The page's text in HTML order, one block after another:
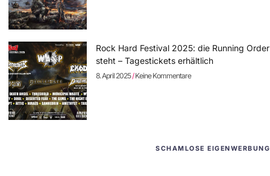
Rock Hard Festival 2025: die Running Order
steht – Tagestickets erhältlich
8. April 2025 Keine Kommentare
SCHAMLOSE EIGENWERBUNG